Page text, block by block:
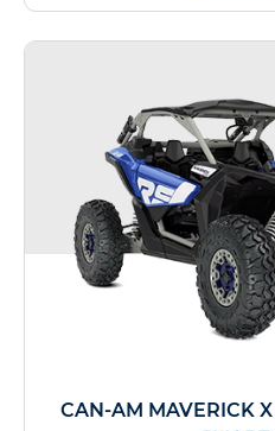
CAN-AM MAVERICK